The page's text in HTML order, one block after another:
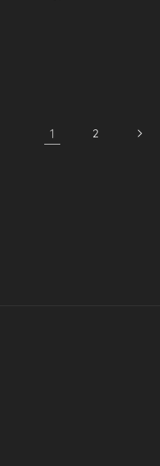
1 2